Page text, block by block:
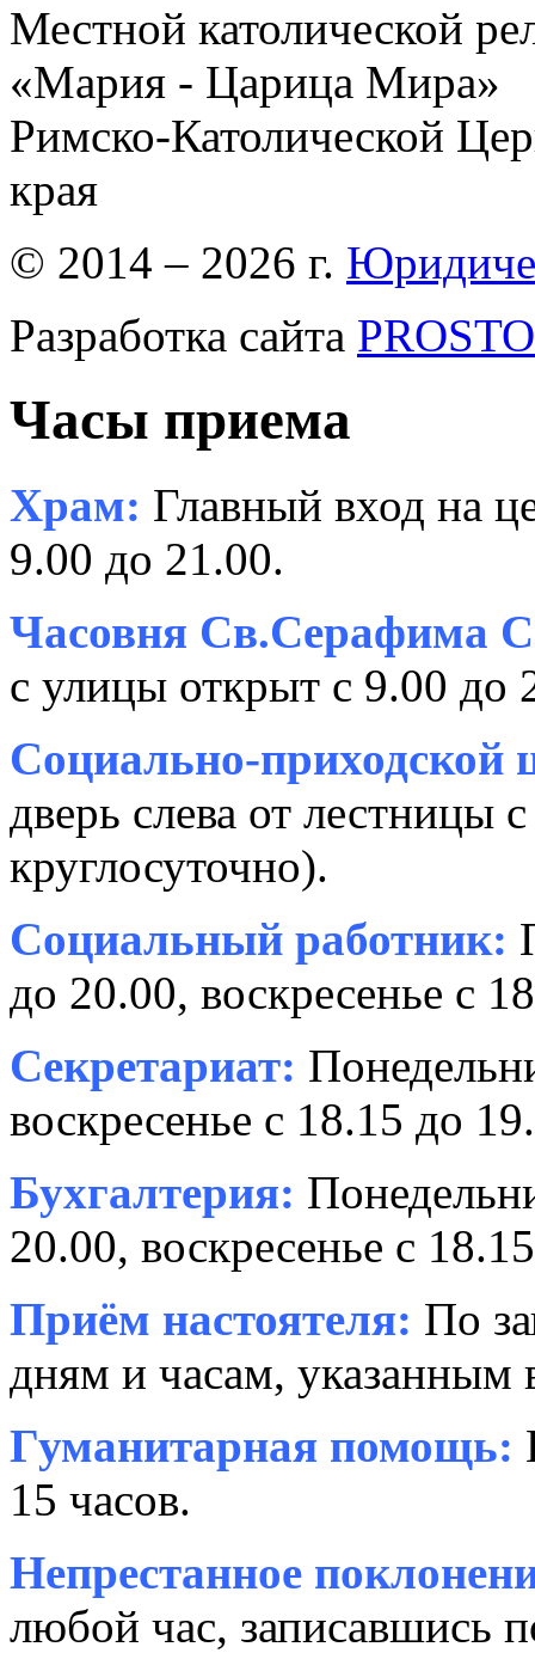
Местной католической
«Мария - Царица Мира»
Римско-Католической
края
© 2014 – 2026 г.
Разработка сайта
Часы приема
Храм: Главный вход на
9.00 до 21.00.
Часовня Св.Серафима
с улицы открыт с 9.00 до
Социально-приходской
дверь слева от лестницы
круглосуточно).
Социальный работник:
до 20.00, воскресенье с
Секретариат:
воскресенье с 18.15 до
Бухгалтерия:
20.00, воскресенье с
Приём настоятеля: По
дням и часам, указанным
Гуманитарная помощь:
15 часов.
Непрестанное
любой час, записавшись